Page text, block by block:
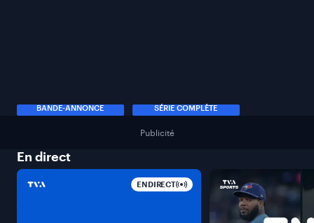
BANDE-ANNONCE SÉRIE COMPLÈTE
Publicité
En direct
EN DIRECT